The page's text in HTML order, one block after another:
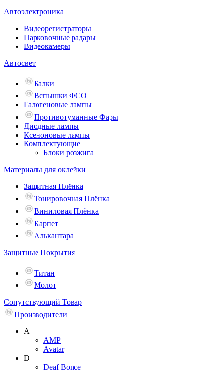
Автоэлектроника
Видеорегистраторы
Парковочные радары
Видеокамеры
Автосвет
Балки
Вспышки ФСО
Галогеновые лампы
Противотуманные Фары
Диодные лампы
Ксеноновые лампы
Комплектующие
Блоки розжига
Материалы для оклейки
Защитная Плёнка
Тонировочная Плёнка
Виниловая Плёнка
Карпет
Алькантара
Защитные Покрытия
Титан
Молот
Сопутствующий Товар
Производители
A
AMP
Avatar
D
Deaf Bonce